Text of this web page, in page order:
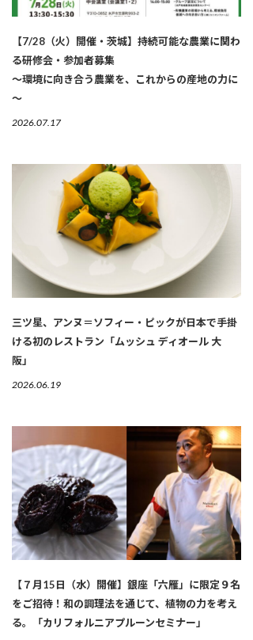
【7/28（火）開催・茨城】持続可能な農業に関わ
る研修会・参加者募集
～環境に向き合う農業を、これからの産地の力に
～
2026.07.17
三ツ星、アンヌ＝ソフィー・ピックが日本で手掛
ける初のレストラン「ムッシュ ディオール 大
阪」
2026.06.19
【７月15日（水）開催】銀座「六雁」に限定９名
をご招待！和の調理法を通じて、植物の力を考え
る。「カリフォルニアプルーンセミナー」